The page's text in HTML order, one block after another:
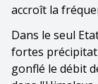
accroît la
Dans le seul
fortes
gonflé le débit